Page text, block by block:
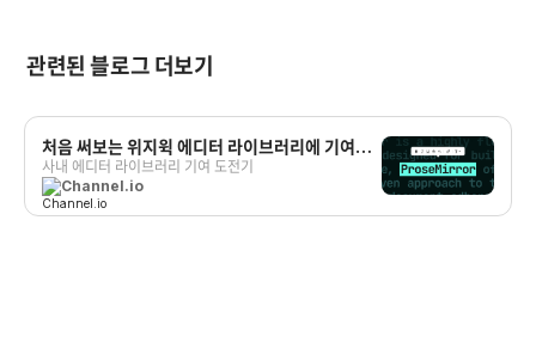
관련된 블로그 더보기
처음 써보는 위지윅 에디터 라이브러리에 기여하
기
사내 에디터 라이브러리 기여 도전기
Channel.io